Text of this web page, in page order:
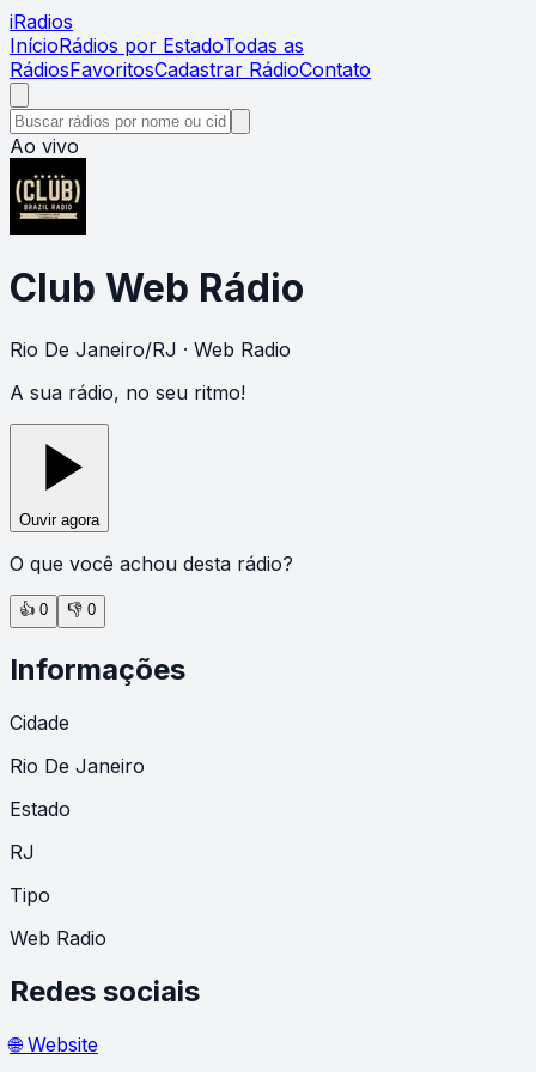
iRadios
InícioRádios por EstadoTodas as
RádiosFavoritosCadastrar RádioContato
Ao vivo
Club Web Rádio
Rio De Janeiro/RJ · Web Radio
A sua rádio, no seu ritmo!
Ouvir agora
O que você achou desta rádio?
👍 0 👎 0
Informações
Cidade
Rio De Janeiro
Estado
RJ
Tipo
Web Radio
Redes sociais
🌐 Website